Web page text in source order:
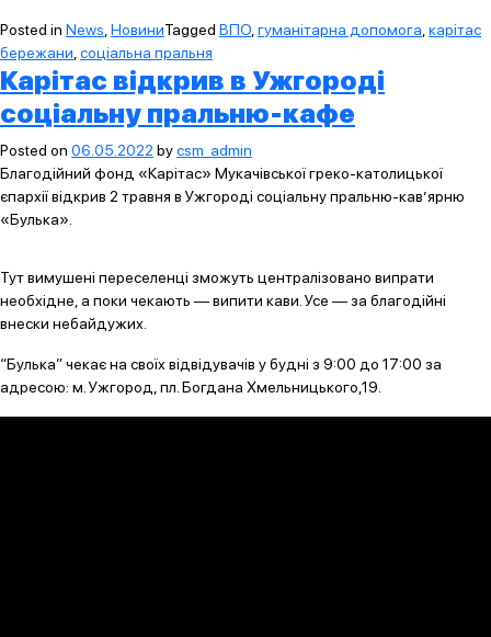
Posted in News НовиниTagged ВПО гуманітарна допомога карітас
бережани соціальна пральня
Карітас відкрив в Ужгороді
соціальну пральню-кафе
Posted on 06.05.2022 bycsm_admin
Благодійний фонд «Карітас» Мукачівської греко-католицької
єпархії відкрив 2 травня в Ужгороді соціальну пральню-кав’ярню
«Булька».
Тут вимушені переселенці зможуть централізовано випрати
необхідне, а поки чекають — випити кави. Усе — за благодійні
внески небайдужих.
“Булька” чекає на своїх відвідувачів у будні з 9:00 до 17:00 за
адресою: м. Ужгород, пл. Богдана Хмельницького,19.